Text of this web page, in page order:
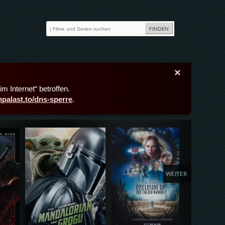
×
Internet“ betroffen.
dns-sperre.
Details,Play Details,Play
WEITER